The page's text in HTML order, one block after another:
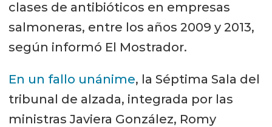
clases de antibióticos en empresas
salmoneras, entre los años 2009 y 2013,
según informó El Mostrador.
En un fallo unánime, la Séptima Sala del
tribunal de alzada, integrada por las
ministras Javiera González, Romy